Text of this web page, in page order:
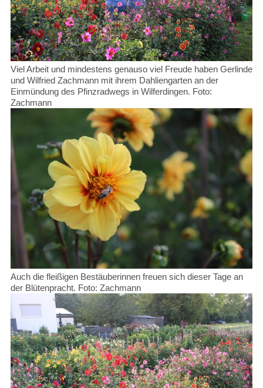
Viel Arbeit und mindestens genauso viel Freude haben Gerlinde
und Wilfried Zachmann mit ihrem Dahliengarten an der
Einmündung des Pfinzradwegs in Wilferdingen. Foto:
Zachmann
Auch die fleißigen Bestäuberinnen freuen sich dieser Tage an
der Blütenpracht. Foto: Zachmann